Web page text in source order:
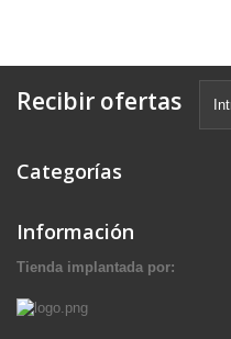
Recibir ofertas
Categorías
Información
Tienda implantada por: